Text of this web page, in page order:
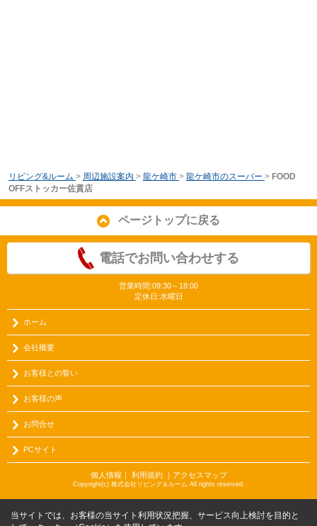
リビング&ルーム > 周辺施設案内 > 龍ケ崎市 > 龍ケ崎市のスーパー > FOOD
OFFストッカー佐貫店
ページトップに戻る
電話でお問い合わせする
営業時間:09:30～18:00
定休日:水曜日
ホーム
会社概要
お客様との誓い
お客様の声
お問合せ
PCサイト
個人情報 利用規約｜ アクセスマップ
Copyright(c) 株式会社リビング＆ルーム All rights reserved.
当サイトでは、お客様の当サイト利用状況把握、サービス向上検討を目的と